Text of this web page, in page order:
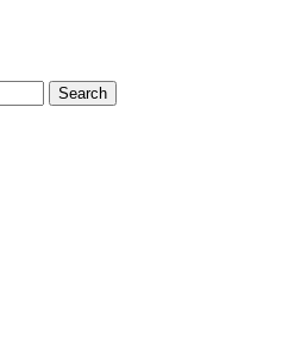
Search